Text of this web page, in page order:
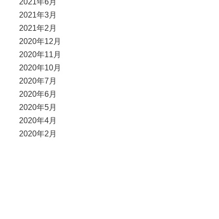
2021年3月
2021年2月
2020年12月
2020年11月
2020年10月
2020年7月
2020年6月
2020年5月
2020年4月
2020年2月